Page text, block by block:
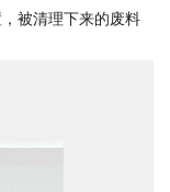
被清理下来的废料